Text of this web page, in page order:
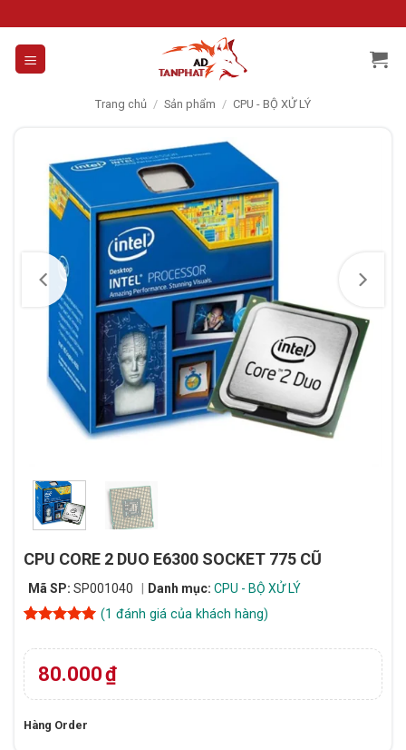
to
content
Trang chủ / Sản phẩm / CPU - BỘ XỬ LÝ
CPU CORE 2 DUO E6300 SOCKET 775 CŨ
Mã SP: SP001040 Danh mục: CPU - BỘ XỬ LÝ
dựa trên
đánh giá
(1 đánh giá của khách hàng)
80.000₫
Hàng Order